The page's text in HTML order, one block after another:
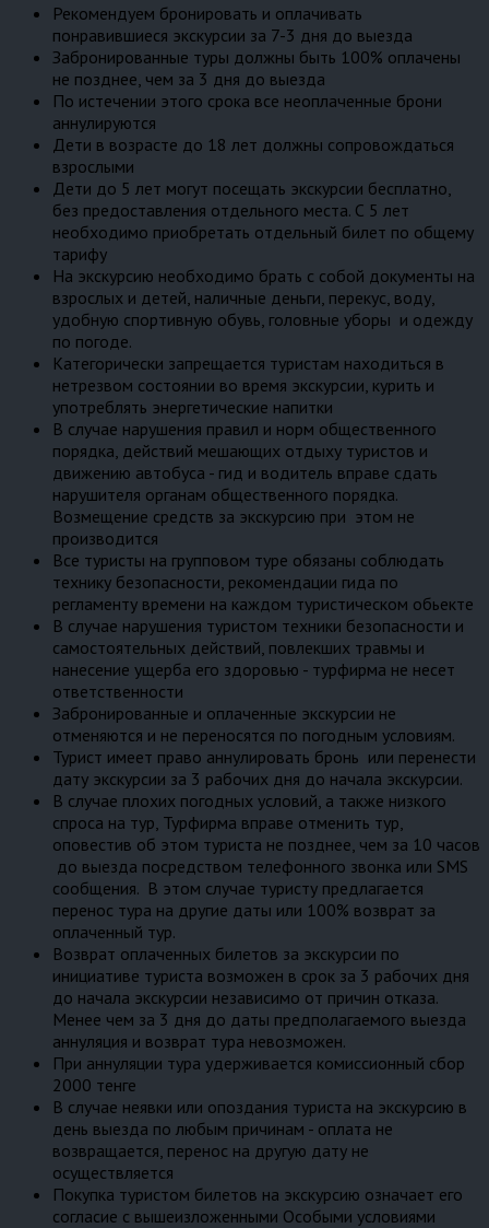
Рекомендуем бронировать и оплачивать
понравившиеся экскурсии за 7-3 дня до выезда
Забронированные туры должны быть 100% оплачены
не позднее, чем за 3 дня до выезда
По истечении этого срока все неоплаченные брони
аннулируются
Дети в возрасте до 18 лет должны сопровождаться
взрослыми
Дети до 5 лет могут посещать экскурсии бесплатно,
без предоставления отдельного места. С 5 лет
необходимо приобретать отдельный билет по общему
тарифу
На экскурсию необходимо брать с собой документы на
взрослых и детей, наличные деньги, перекус, воду,
удобную спортивную обувь, головные уборы и одежду
по погоде.
Категорически запрещается туристам находиться в
нетрезвом состоянии во время экскурсии, курить и
употреблять энергетические напитки
В случае нарушения правил и норм общественного
порядка, действий мешающих отдыху туристов и
движению автобуса - гид и водитель вправе сдать
нарушителя органам общественного порядка.
Возмещение средств за экскурсию при этом не
производится
Все туристы на групповом туре обязаны соблюдать
технику безопасности, рекомендации гида по
регламенту времени на каждом туристическом обьекте
В случае нарушения туристом техники безопасности и
самостоятельных действий, повлекших травмы и
нанесение ущерба его здоровью - турфирма не несет
ответственности
Забронированные и оплаченные экскурсии не
отменяются и не переносятся по погодным условиям.
Турист имеет право аннулировать бронь или перенести
дату экскурсии за 3 рабочих дня до начала экскурсии.
В случае плохих погодных условий, а также низкого
спроса на тур, Турфирма вправе отменить тур,
оповестив об этом туриста не позднее, чем за 10 часов
до выезда посредством телефонного звонка или SMS
сообщения. В этом случае туристу предлагается
перенос тура на другие даты или 100% возврат за
оплаченный тур.
Возврат оплаченных билетов за экскурсии по
инициативе туриста возможен в срок за 3 рабочих дня
до начала экскурсии независимо от причин отказа.
Менее чем за 3 дня до даты предполагаемого выезда
аннуляция и возврат тура невозможен.
При аннуляции тура удерживается комиссионный сбор
2000 тенге
В случае неявки или опоздания туриста на экскурсию в
день выезда по любым причинам - оплата не
возвращается, перенос на другую дату не
осуществляется
Покупка туристом билетов на экскурсию означает его
согласие с вышеизложенными Особыми условиями